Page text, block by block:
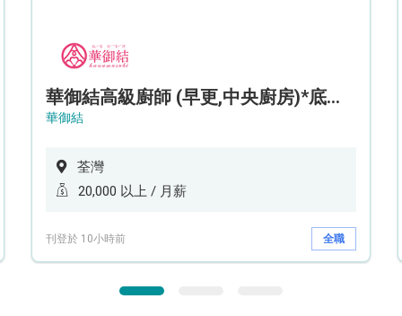
華御結高級廚師 (早更,中央廚房)*底薪可達20k* (5天工作週)
華御結
荃灣
20,000 以上 / 月薪
刊登於 10小時前 全職